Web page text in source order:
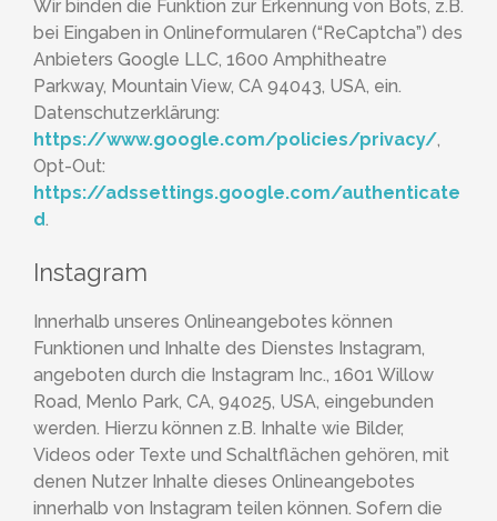
Wir binden die Funktion zur Erkennung von Bots, z.B.
bei Eingaben in Onlineformularen (“ReCaptcha”) des
Anbieters Google LLC, 1600 Amphitheatre
Parkway, Mountain View, CA 94043, USA, ein.
Datenschutzerklärung:
https://www.google.com/policies/privacy/,
Opt-Out:
https://adssettings.google.com/authenticate
d.
Instagram
Innerhalb unseres Onlineangebotes können
Funktionen und Inhalte des Dienstes Instagram,
angeboten durch die Instagram Inc., 1601 Willow
Road, Menlo Park, CA, 94025, USA, eingebunden
werden. Hierzu können z.B. Inhalte wie Bilder,
Videos oder Texte und Schaltflächen gehören, mit
denen Nutzer Inhalte dieses Onlineangebotes
innerhalb von Instagram teilen können. Sofern die